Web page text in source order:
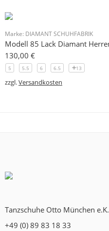
Marke: DIAMANT SCHUHFABRIK
130,00 €
5 5.5 6 6.5 13
zzgl.Versandkosten
Tanzschuhe Otto München e.K.
+49 (0) 89 83 18 33